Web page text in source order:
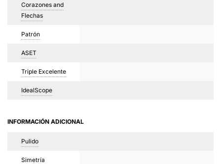
Corazones and
Flechas
Patrón
ASET
Triple Excelente
IdealScope
INFORMACIÓN ADICIONAL
Pulido
Simetría